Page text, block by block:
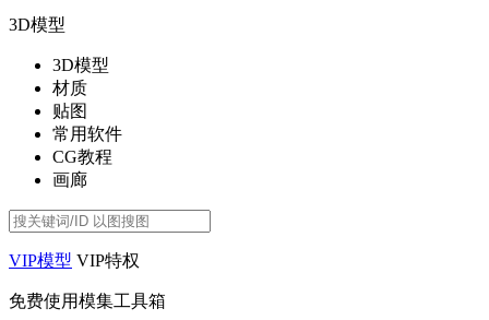
3D模型
3D模型
材质
贴图
常用软件
CG教程
画廊
VIP模型 VIP特权
免费使用模集工具箱